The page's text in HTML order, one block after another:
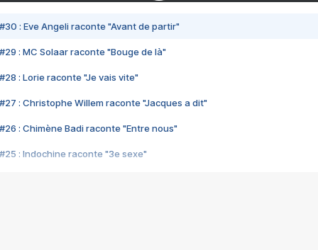
#30 : Eve Angeli raconte "Avant de partir"
#29 : MC Solaar raconte "Bouge de là"
#28 : Lorie raconte "Je vais vite"
#27 : Christophe Willem raconte "Jacques a dit"
#26 : Chimène Badi raconte "Entre nous"
#25 : Indochine raconte "3e sexe"